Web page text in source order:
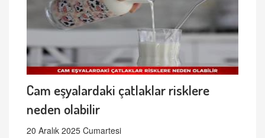
Cam eşyalardaki çatlaklar risklere
neden olabilir
20 Aralık 2025 Cumartesi